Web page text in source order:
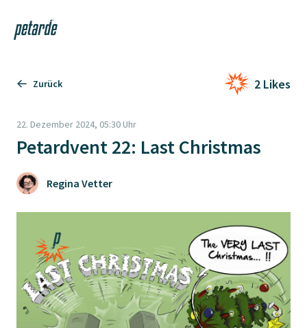
Zur Startseite
Zurück 2 Likes
22. Dezember 2024, 05:30 Uhr
Petardvent 22: Last Christmas
Regina Vetter